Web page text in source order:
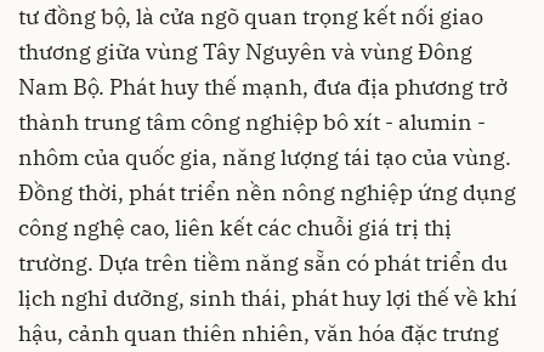
tư đồng bộ, là cửa ngõ quan trọng kết nối giao
thương giữa vùng Tây Nguyên và vùng Đông
Nam Bộ. Phát huy thế mạnh, đưa địa phương trở
thành trung tâm công nghiệp bô xít - alumin -
nhôm của quốc gia, năng lượng tái tạocủa vùng.
Đồng thời, phát triển nền nông nghiệp ứng dụng
công nghệ cao, liên kết các chuỗi giá trị thị
trường. Dựa trên tiềm năng sẵn có phát triển du
lịch nghỉ dưỡng, sinh thái, phát huy lợi thế về khí
hậu, cảnh quan thiên nhiên, văn hóa đặc trưng